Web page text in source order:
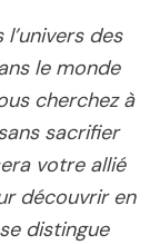
des
le monde
cherchez à
sacrifier
votre allié
découvrir en
distingue